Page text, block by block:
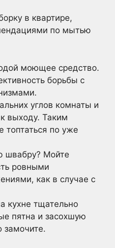
в квартире,
по мытью
моющее средство.
борьбы с
углов комнаты и
выходу. Таким
топтаться по уже
швабру? Мойте
ровными
как в случае с
кухне тщательно
пятна и засохшую
замочите.